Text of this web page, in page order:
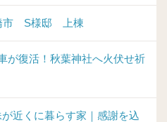
市 S様邸 上棟
が復活！秋葉神社へ火伏せ祈
近くに暮らす家｜感謝を込